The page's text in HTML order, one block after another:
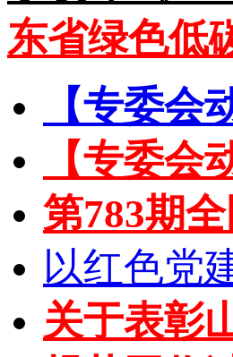
东省绿色低
【专委会
【专委会
第783期
以红色党
关于表彰